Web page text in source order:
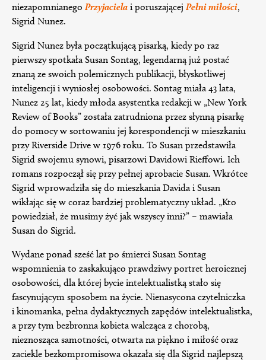
niezapomnianego Przyjaciela i poruszającej Pełni miłości,
Sigrid Nunez.
Sigrid Nunez była początkującą pisarką, kiedy po raz
pierwszy spotkała Susan Sontag, legendarną już postać
znaną ze swoich polemicznych publikacji, błyskotliwej
inteligencji i wyniosłej osobowości. Sontag miała 43 lata,
Nunez 25 lat, kiedy młoda asystentka redakcji w „New York
Review of Books” została zatrudniona przez słynną pisarkę
do pomocy w sortowaniu jej korespondencji w mieszkaniu
przy Riverside Drive w 1976 roku. To Susan przedstawiła
Sigrid swojemu synowi, pisarzowi Davidowi Rieffowi. Ich
romans rozpoczął się przy pełnej aprobacie Susan. Wkrótce
Sigrid wprowadziła się do mieszkania Davida i Susan
wikłając się w coraz bardziej problematyczny układ. „Kto
powiedział, że musimy żyć jak wszyscy inni?” – mawiała
Susan do Sigrid.
Wydane ponad sześć lat po śmierci Susan Sontag
wspomnienia to zaskakująco prawdziwy portret heroicznej
osobowości, dla której bycie intelektualistką stało się
fascynującym sposobem na życie. Nienasycona czytelniczka
i kinomanka, pełna dydaktycznych zapędów intelektualistka,
a przy tym bezbronna kobieta walcząca z chorobą,
nieznosząca samotności, otwarta na piękno i miłość oraz
zaciekle bezkompromisowa okazała się dla Sigrid najlepszą